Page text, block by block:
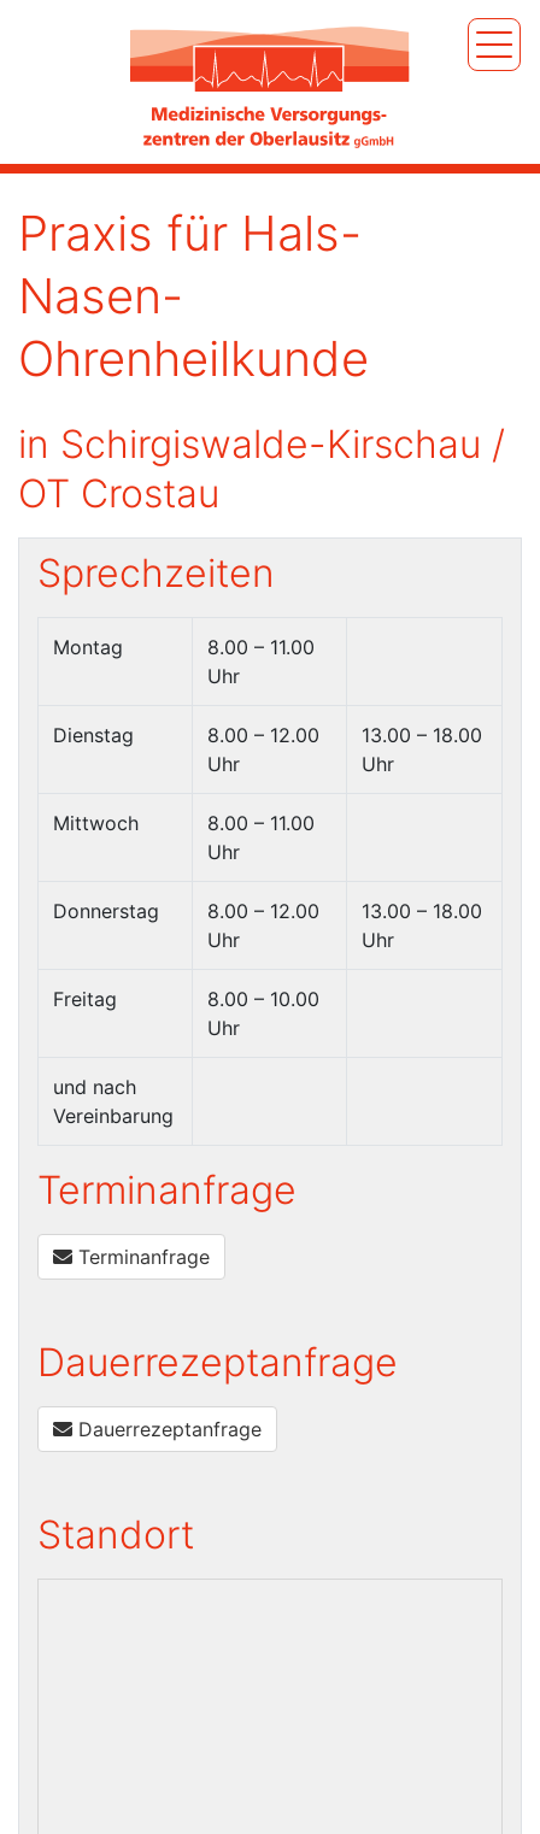
Praxis für Hals-
Nasen-
Ohrenheilkunde
in Schirgiswalde-Kirschau /
OT Crostau
Sprechzeiten
Montag
8.00 – 11.00
Uhr
Dienstag
8.00 – 12.00
Uhr
13.00 – 18.00
Uhr
Mittwoch
8.00 – 11.00
Uhr
Donnerstag
8.00 – 12.00
Uhr
13.00 – 18.00
Uhr
Freitag
8.00 – 10.00
Uhr
und nach
Vereinbarung
Terminanfrage
Terminanfrage
Dauerrezeptanfrage
Dauerrezeptanfrage
Standort